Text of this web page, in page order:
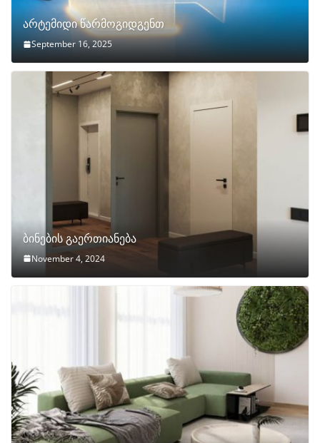
არტემიდი წარმოგიდგენთ
September 16, 2025
ბინების გაერთიანება
November 4, 2024